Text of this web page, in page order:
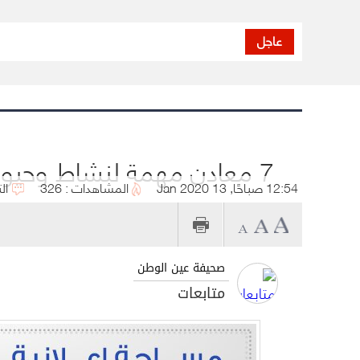
عاجل
7 معادن مهمة لنشاط وحيوية الجسم.. تتوافر في هذه الأطعمة12:54 صباحًا, 13 Jan 2020 المشاهدات : 326
صحيفة عين الوطن
متابعات